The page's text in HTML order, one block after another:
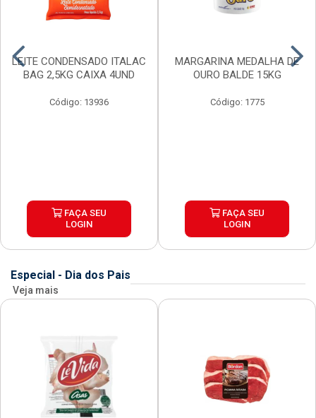
LEITE CONDENSADO ITALAC
BAG 2,5KG CAIXA 4UND
Código: 13936
FAÇA SEU
LOGIN
MARGARINA MEDALHA DE
OURO BALDE 15KG
Código: 1775
FAÇA SEU
LOGIN
Especial - Dia dos Pais
Veja mais